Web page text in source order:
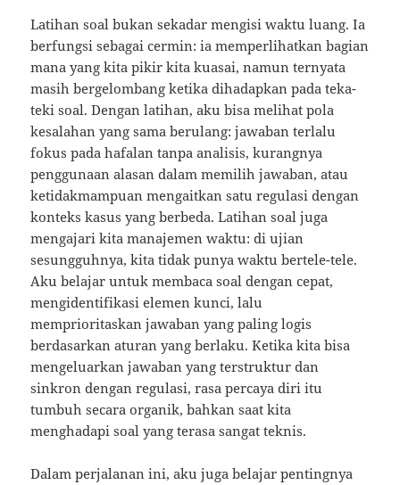
Latihan soal bukan sekadar mengisi waktu luang. Ia
berfungsi sebagai cermin: ia memperlihatkan bagian
mana yang kita pikir kita kuasai, namun ternyata
masih bergelombang ketika dihadapkan pada teka-
teki soal. Dengan latihan, aku bisa melihat pola
kesalahan yang sama berulang: jawaban terlalu
fokus pada hafalan tanpa analisis, kurangnya
penggunaan alasan dalam memilih jawaban, atau
ketidakmampuan mengaitkan satu regulasi dengan
konteks kasus yang berbeda. Latihan soal juga
mengajari kita manajemen waktu: di ujian
sesungguhnya, kita tidak punya waktu bertele-tele.
Aku belajar untuk membaca soal dengan cepat,
mengidentifikasi elemen kunci, lalu
memprioritaskan jawaban yang paling logis
berdasarkan aturan yang berlaku. Ketika kita bisa
mengeluarkan jawaban yang terstruktur dan
sinkron dengan regulasi, rasa percaya diri itu
tumbuh secara organik, bahkan saat kita
menghadapi soal yang terasa sangat teknis.
Dalam perjalanan ini, aku juga belajar pentingnya